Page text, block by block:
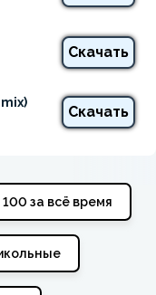
Скачать
Скачать
за всё время